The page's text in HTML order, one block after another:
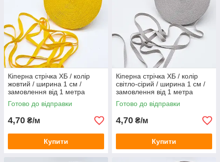
Кіперна стрічка ХБ / колір
жовтий / ширина 1 см /
замовлення від 1 метра
Готово до відправки
4,70 ₴/м
Купити
Кіперна стрічка ХБ / колір
світло-сірий / ширина 1 см /
замовлення від 1 метра
Готово до відправки
4,70 ₴/м
Купити